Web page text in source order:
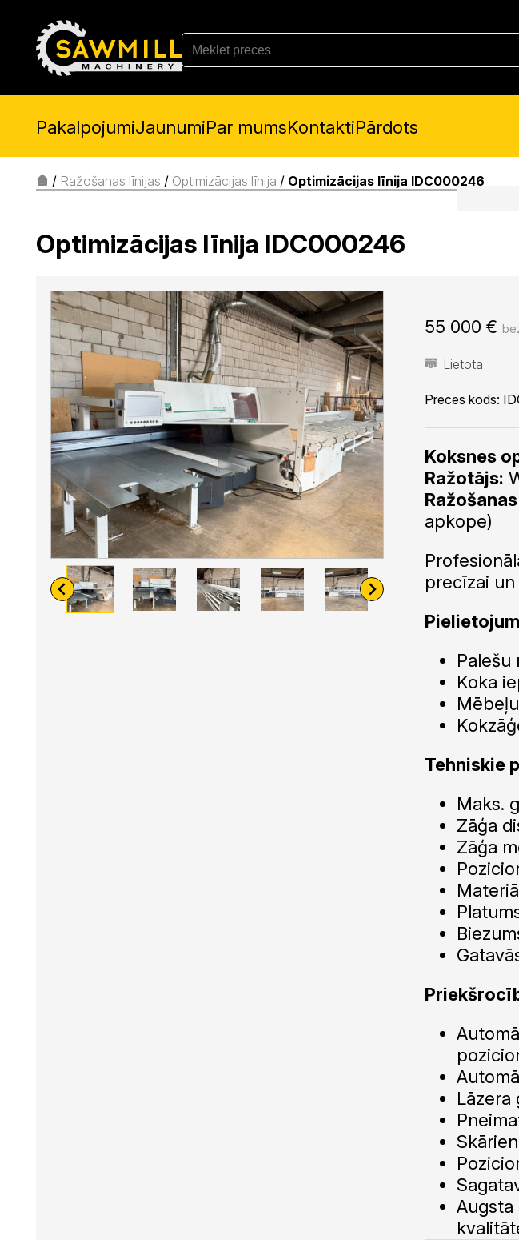
PakalpojumiJaunumiPar mumsKontaktiPārdots
/ Ražošanas līnijas / Optimizācijas līnija / Optimizācijas līnija IDC000246
Optimizācijas līnija IDC000246
55 000€
Lietota
Preces kods:
Koksnes
Ražotājs:
apkope)
precīzai
Palešu
Koka
Tehniskie
Maks.
Zāģa
Zāģa
Lāzera
Augsta